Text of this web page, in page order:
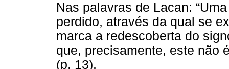
Nas palavras de Lacan:
perdido, através da qual se
marca a redescoberta do
que, precisamente, este não
(p. 13).